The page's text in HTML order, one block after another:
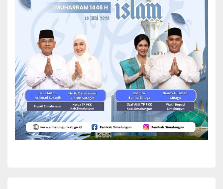
para gubernur, bupati dan wali kota dari berbagai daerah di
Dalam sambutannya, Wakil Presiden, Gibran Rakabuming Raka
menegaskan bahwa kemandirian pangan menjadi salah satu
prioritas utama Pemerintah Republik Indonesia di bawah
kepemimpinan Presiden RI. Menurutnya, berbagai tantangan global
seperti dinamika geopolitik, perang dagang, dan perang tarif
menjadi alasan penting bagi Indonesia untuk memperkuat
ketahanan pangan nasional.
“Indonesia tidak boleh bergantung pada negara lain dalam
memenuhi kebutuhan pangan nasional. Ketahanan pangan harus